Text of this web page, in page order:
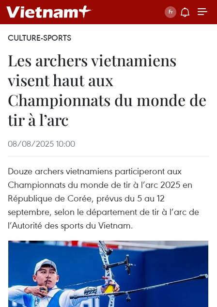
CULTURE-SPORTS
Les archers vietnamiens
visent haut aux
Championnats du monde de
tir à l’arc
08/08/2025 10:00
Douze archers vietnamiens participeront aux
Championnats du monde de tir à l’arc 2025 en
République de Corée, prévus du 5 au 12
septembre, selon le département de tir à l’arc de
l’Autorité des sports du Vietnam.